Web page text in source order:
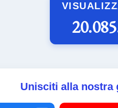
Unisciti alla nostra